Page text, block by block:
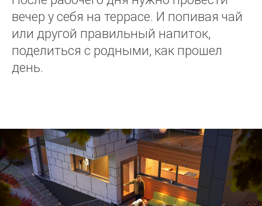
вечер у себя на террасе. И попивая чай
или другой правильный напиток,
поделиться с родными, как прошел
день.